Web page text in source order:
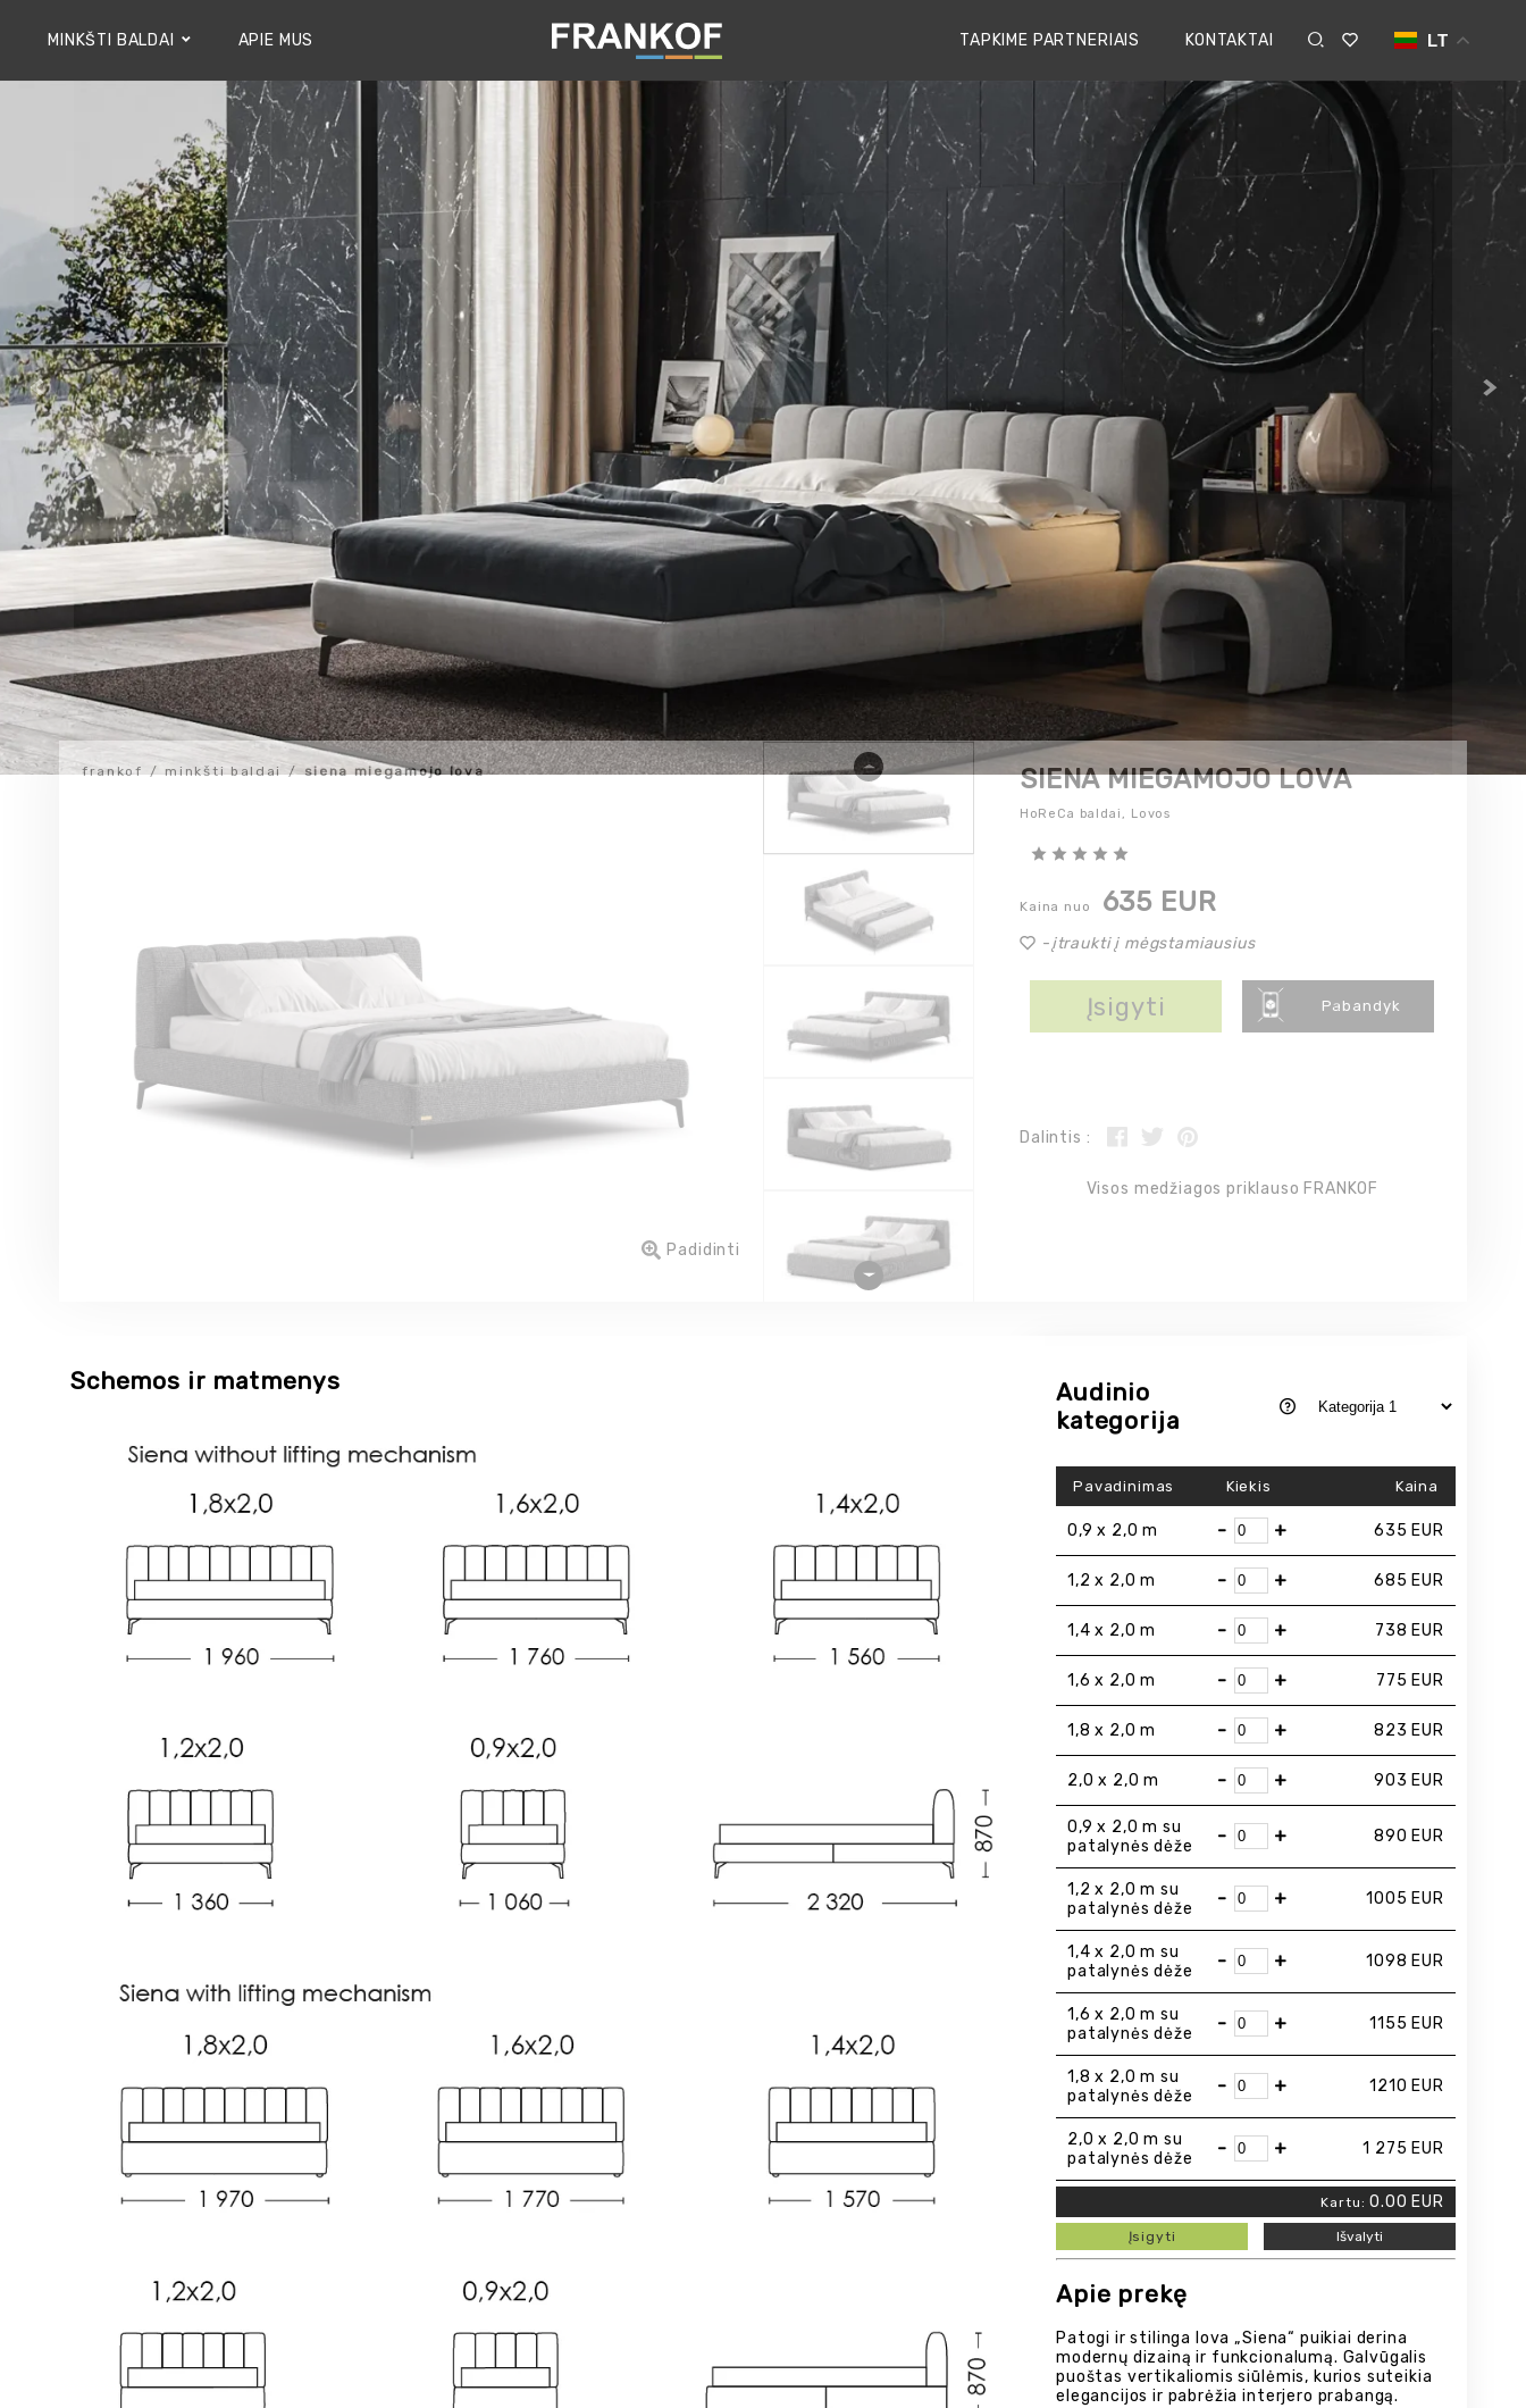
MINKŠTI BALDAI APIE MUS TAPKIME PARTNERIAIS KONTAKTAI LT
frankof minkšti baldai siena miegamojo lova
Padidinti
SIENA MIEGAMOJO LOVA
HoReCa baldai, Lovos
Kaina nuo 635 EUR
-įtraukti į mėgstamiausius
Įsigyti Pabandyk
Dalintis :
Visos medžiagos priklauso FRANKOF
Schemos ir matmenys
Audinio
kategorija
Pavadinimas Kiekis Kaina
0,9 x 2,0 m - + 635 EUR
1,2 x 2,0 m - + 685 EUR
1,4 x 2,0 m - + 738 EUR
1,6 x 2,0 m - + 775 EUR
1,8 x 2,0 m - + 823 EUR
2,0 x 2,0 m - + 903 EUR
0,9 x 2,0 m su
patalynės dėže
- + 890 EUR
1,2 x 2,0 m su
patalynės dėže
- + 1005 EUR
1,4 x 2,0 m su
patalynės dėže
- + 1098 EUR
1,6 x 2,0 m su
patalynės dėže
- + 1155 EUR
1,8 x 2,0 m su
patalynės dėže
- + 1210 EUR
2,0 x 2,0 m su
patalynės dėže
- + 1 275 EUR
Kartu:0.00 EUR
Įsigyti Išvalyti
Apie prekę
Patogi ir stilinga lova „Siena“ puikiai derina
modernų dizainą ir funkcionalumą. Galvūgalis
puoštas vertikaliomis siūlėmis, kurios suteikia
elegancijos ir pabrėžia interjero prabangą.